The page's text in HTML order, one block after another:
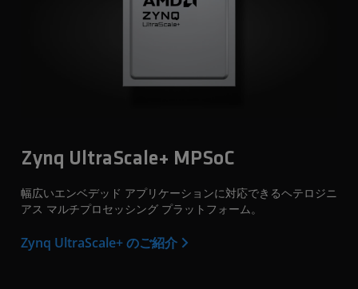
Zynq UltraScale+ MPSoC
幅広いエンベデッド アプリケーションに対応できるヘテロジニ
アス マルチプロセッシング プラットフォーム。
Zynq UltraScale+ のご紹介